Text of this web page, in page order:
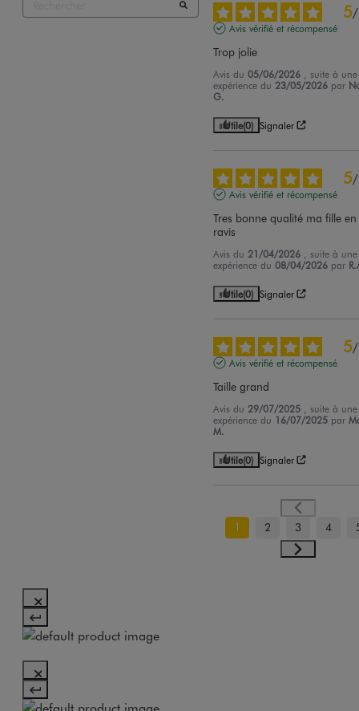
5/
Avis vérifié et récompensé
Trop jolie
Avis du05/06/2026
, suite à une
expérience du 23/05/2026 par
G.
Utile(0) Signaler
5/
Avis vérifié et récompensé
Tres bonne qualité ma fille en
ravis
Avis du 21/04/2026
, suite à une
expérience du08/04/2026 par
Utile(0) Signaler
5/
Avis vérifié et récompensé
Taille grand
Avis du 29/07/2025
, suite à une
expérience du 16/07/2025 par
M.
Utile(0) Signaler
1 2 3 4